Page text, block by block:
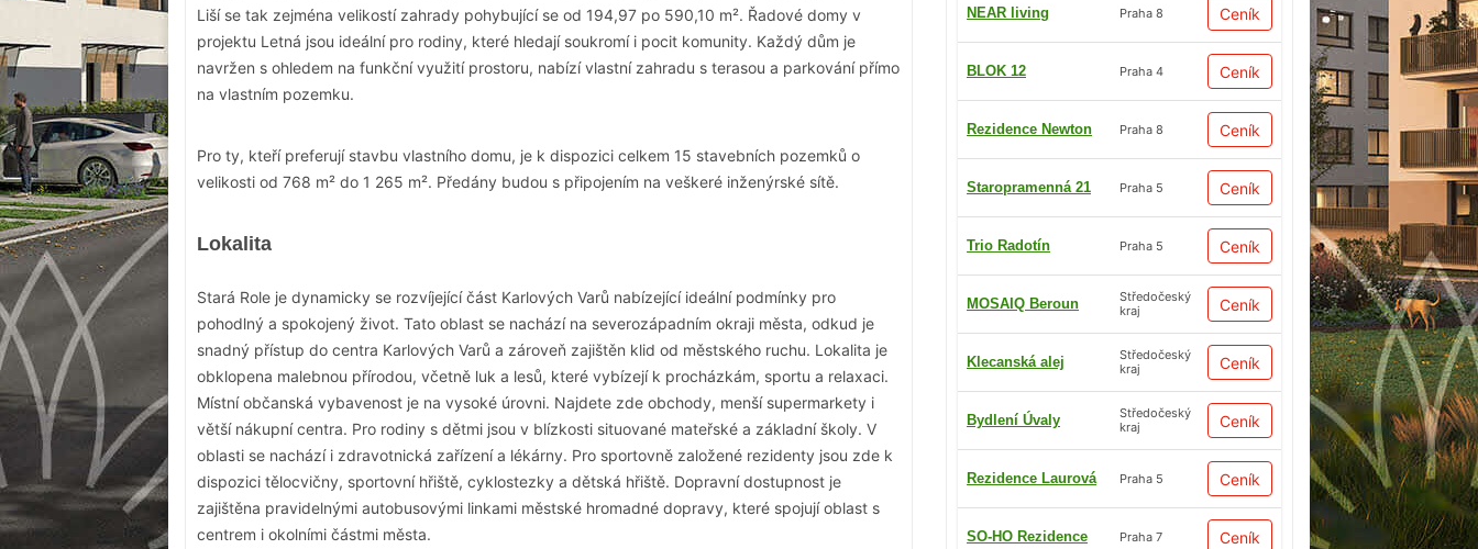
NEAR living Praha 8 Ceník
BLOK 12 Praha 4 Ceník
Rezidence Newton Praha 8 Ceník
Staropramenná 21 Praha 5 Ceník
Trio Radotín Praha 5 Ceník
MOSAIQ Beroun
Středočeský
kraj
Ceník
Klecanská alej
Středočeský
kraj
Ceník
Bydlení Úvaly
Středočeský
kraj
Ceník
Rezidence Laurová Praha 5 Ceník
SO-HO Rezidence Praha 7 Ceník
Liší se tak zejména velikostí zahrady pohybující se od 194,97 po 590,10 m². Řadové domy v
projektu Letná jsou ideální pro rodiny, které hledají soukromí i pocit komunity. Každý dům je
navržen s ohledem na funkční využití prostoru, nabízí vlastní zahradu s terasou a parkování přímo
na vlastním pozemku.
Pro ty, kteří preferují stavbu vlastního domu, je k dispozici celkem 15 stavebních pozemků o
velikosti od 768 m² do 1 265 m². Předány budou s připojením na veškeré inženýrské sítě.
Lokalita
Stará Role je dynamicky se rozvíjející část Karlových Varů nabízející ideální podmínky pro
pohodlný a spokojený život. Tato oblast se nachází na severozápadním okraji města, odkud je
snadný přístup do centra Karlových Varů a zároveň zajištěn klid od městského ruchu. Lokalita je
obklopena malebnou přírodou, včetně luk a lesů, které vybízejí k procházkám, sportu a relaxaci.
Místní občanská vybavenost je na vysoké úrovni. Najdete zde obchody, menší supermarkety i
větší nákupní centra. Pro rodiny s dětmi jsou v blízkosti situované mateřské a základní školy. V
oblasti se nachází i zdravotnická zařízení a lékárny. Pro sportovně založené rezidenty jsou zde k
dispozici tělocvičny, sportovní hřiště, cyklostezky a dětská hřiště. Dopravní dostupnost je
zajištěna pravidelnými autobusovými linkami městské hromadné dopravy, které spojují oblast s
centrem i okolními částmi města.